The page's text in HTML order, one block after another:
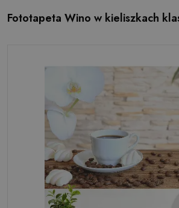
Fototapeta Wino w kieliszkach